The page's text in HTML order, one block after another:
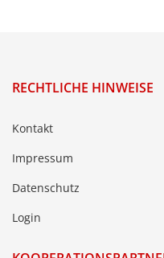
RECHTLICHE HINWEISE
Kontakt
Impressum
Datenschutz
Login